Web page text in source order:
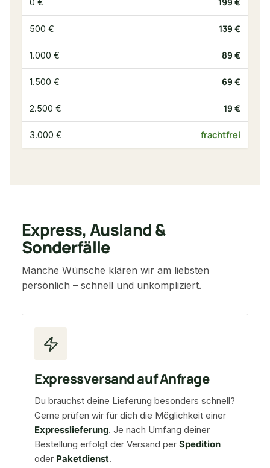
0 €
500 € 139 €
1.000 € 89 €
1.500 € 69 €
2.500 € 19 €
3.000 € frachtfrei
Express, Ausland &
Sonderfälle
Manche Wünsche klären wir am liebsten
persönlich – schnell und unkompliziert.
Expressversand auf Anfrage
Du brauchst deine Lieferung besonders schnell?
Gerne prüfen wir für dich die Möglichkeit einer
Expresslieferung. Je nach Umfang deiner
Bestellung erfolgt der Versand per Spedition
oder Paketdienst.